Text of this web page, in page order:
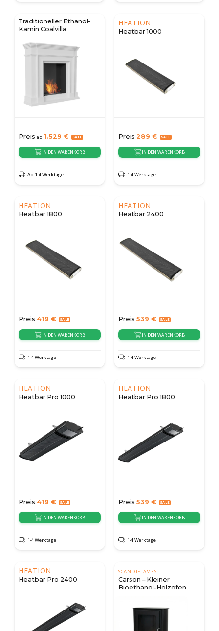
Traditioneller Ethanol-
Kamin Coalvilla
Preis ab 1.529 €
IN DEN WARENKORB
Ab 1-4 Werktage
HEATION
Heatbar 1000
Preis 289 €
IN DEN WARENKORB
1-4 Werktage
HEATION
Heatbar 1800
Preis 419 €
IN DEN WARENKORB
1-4 Werktage
HEATION
Heatbar 2400
Preis 539 €
IN DEN WARENKORB
1-4 Werktage
HEATION
Heatbar Pro 1000
Preis 419 €
IN DEN WARENKORB
1-4 Werktage
HEATION
Heatbar Pro 1800
Preis 539 €
IN DEN WARENKORB
1-4 Werktage
HEATION
Heatbar Pro 2400
SCANDIFLAMES
Carson – Kleiner
Bioethanol-Holzofen